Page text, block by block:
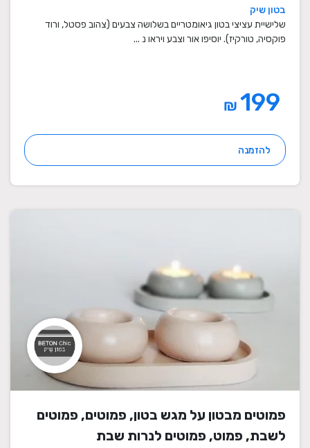
מתנה לבית, מתנה ליום הולדת, עיצוב הבית,
מתנות סוף שנה למורים
בטון שיק
שלישיית עציצי בטון גיאומטריים בשלושה צבעים (צהוב פסטל, ורוד
פוקסיה, טורקיז). יוסיפו אור וצבע ויראו נ ...
₪
להזמנה
פמוטים מבטון על מגש בטון, פמוטים, פמוטים
לשבת, פמוט, פמוטים לנרות שבת